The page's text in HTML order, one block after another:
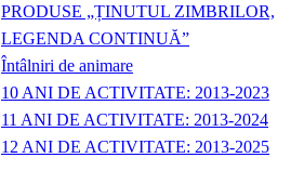
PRODUSE „ȚINUTUL ZIMBRILOR,
LEGENDA CONTINUĂ”
Întâlniri de animare
10 ANI DE ACTIVITATE: 2013-2023
11 ANI DE ACTIVITATE: 2013-2024
12 ANI DE ACTIVITATE: 2013-2025